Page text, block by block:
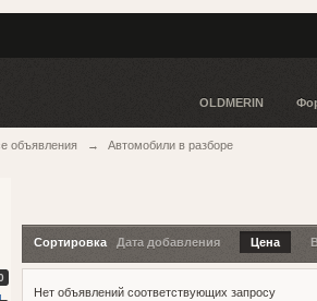
OLDMERIN
объявления → Автомобили в разборе
Сортировка Дата добавления Цена
Нет объявлений соответствующих запросу